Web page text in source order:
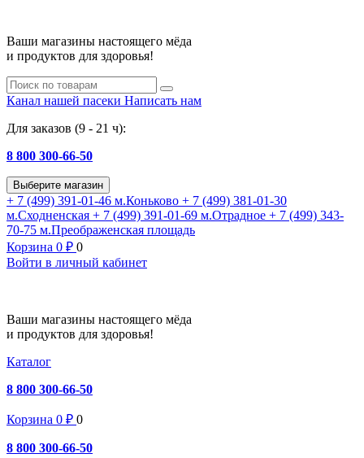
Ваши магазины настоящего мёда
и продуктов для здоровья!
Канал нашей пасеки Написать нам
Для заказов (9 - 21 ч):
8 800 300-66-50
Выберите магазин
+ 7 (499) 391-01-46 м.Коньково + 7 (499) 381-01-30
м.Сходненская + 7 (499) 391-01-69 м.Отрадное + 7 (499) 343-
70-75 м.Преображенская площадь
Корзина 0 ₽ 0
Войти в личный кабинет
Ваши магазины настоящего мёда
и продуктов для здоровья!
Каталог
8 800 300-66-50
Корзина 0 ₽ 0
8 800 300-66-50